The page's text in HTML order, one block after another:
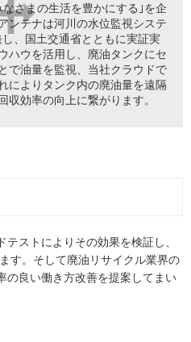
さまの生活を豊かにする｣を企
ンテナは河川の水位監視システ
、国土交通省とともに実証実
ハウを活用し、廃油タンクにセ
で油量を監視、当社クラウドで
によりタンク内の廃油量を遠隔
収効率の向上に繋がります。
ストによりその効果を検証し、
す。そして廃油リサイクル業界の
の良い働き方改善を提案してまい